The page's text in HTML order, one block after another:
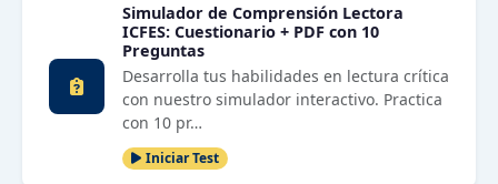
Simulador de Comprensión Lectora
ICFES: Cuestionario + PDF con 10
Preguntas
Desarrolla tus habilidades en lectura crítica
con nuestro simulador interactivo. Practica
con 10 pr…
Iniciar Test